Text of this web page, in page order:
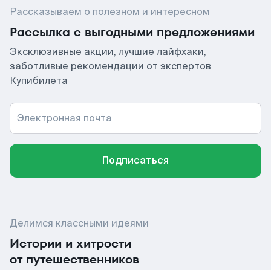
Рассказываем о полезном и интересном
Рассылка с выгодными предложениями
Эксклюзивные акции, лучшие лайфхаки,
заботливые рекомендации от экспертов
Купибилета
Электронная почта
Подписаться
Делимся классными идеями
Истории и хитрости
от путешественников